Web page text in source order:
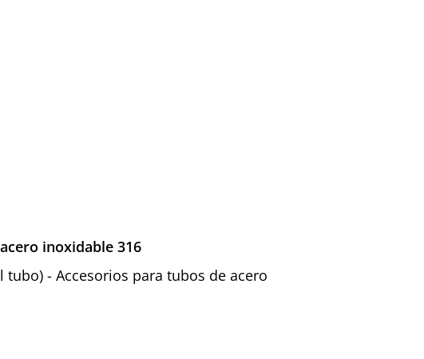
inoxidable 316
- Accesorios para tubos de acero